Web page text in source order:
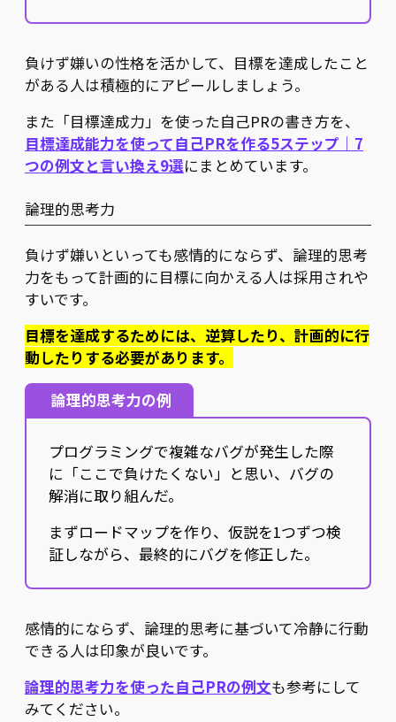
負けず嫌いの性格を活かして、目標を達成したこと
がある人は積極的にアピールしましょう。
また「目標達成力」を使った自己PRの書き方を、
目標達成能力を使って自己PRを作る5ステップ｜7
つの例文と言い換え9選にまとめています。
論理的思考力
負けず嫌いといっても感情的にならず、論理的思考
力をもって計画的に目標に向かえる人は採用されや
すいです。
目標を達成するためには、逆算したり、計画的に行
動したりする必要があります。
論理的思考力の例
プログラミングで複雑なバグが発生した際
に「ここで負けたくない」と思い、バグの
解消に取り組んだ。
まずロードマップを作り、仮説を1つずつ検
証しながら、最終的にバグを修正した。
感情的にならず、論理的思考に基づいて冷静に行動
できる人は印象が良いです。
論理的思考力を使った自己PRの例文も参考にして
みてください。